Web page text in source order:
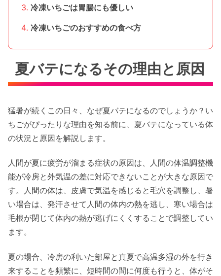
冷凍いちごは胃腸にも優しい
冷凍いちごのおすすめの食べ方
夏バテになるその理由と原因
猛暑が続くこの日々、なぜ夏バテになるのでしょうか？い
ちごがぴったりな理由を知る前に、夏バテになっている体
の状況と原因を解説します。
人間が夏に疲労が溜まる症状の原因は、人間の体温調整機
能が冷房と外気温の差に対応できないことが大きな原因で
す。人間の体は、皮膚で気温を感じると毛穴を調整し、暑
い場合は、発汗させて人間の体内の熱を逃し、寒い場合は
毛根が閉じて体内の熱が逃げにくくすることで調整してい
ます。
夏の場合、冷房の利いた部屋と真夏で高温多湿の外を行き
来することを頻繁に、短時間の間に何度も行うと、体がそ